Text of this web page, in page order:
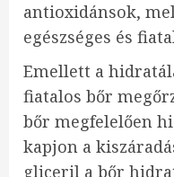
antioxidánsok,
egészséges és
Emellett a
fiatalos bőr
bőr megfelelően
kapjon a
gliceril a bőr